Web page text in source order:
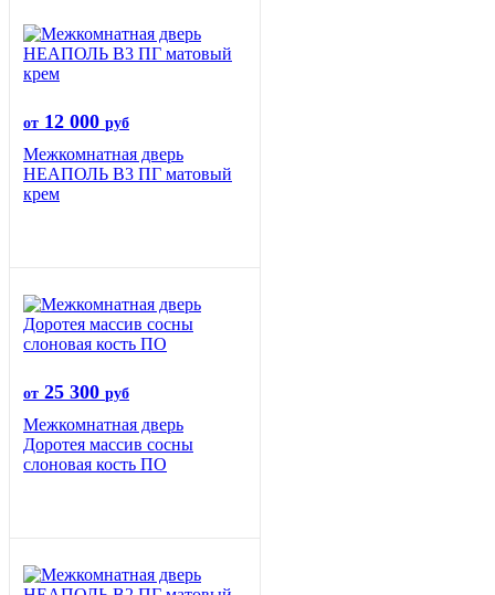
от 12 000 руб
Межкомнатная дверь
НЕАПОЛЬ В3 ПГ матовый
крем
от 25 300 руб
Межкомнатная дверь
Доротея массив сосны
слоновая кость ПО